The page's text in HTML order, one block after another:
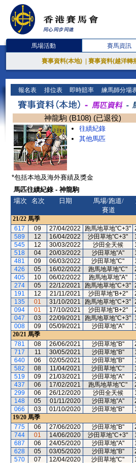
馬場活動 賽馬資訊
賽事資料(本地) 賽事資料(越洋轉
報名表 排位表 即時賠率 練馬師分場
神龍駒 (B108) (已退役)
往績紀錄
其他馬匹
*包括本地及海外賽績及獎金
馬匹往績紀錄 - 神龍駒
場次
名次 日期
馬場/跑道/
賽道
21/22 馬季
617
09 27/04/2022 跑馬地草地"C+3"
589
12 16/04/2022 沙田草地"C+3"
545
12 30/03/2022 沙田全天候
518
04 20/03/2022 沙田草地"A"
481
09 06/03/2022 沙田草地"C"
426
05 16/02/2022 跑馬地草地"C"
405
10 06/02/2022 跑馬地草地"A"
274
05 22/12/2021 跑馬地草地"C+3"
191
12 21/11/2021 沙田草地"B+2"
135
01 31/10/2021 跑馬地草地"C+3"
094
01 17/10/2021 沙田草地"B+2"
047
03 22/09/2021 跑馬地草地"C+3"
008
09 05/09/2021 沙田草地"A"
20/21 馬季
781
08 26/06/2021 沙田草地"B"
717
11 30/05/2021 沙田草地"B"
640
06 02/05/2021 沙田草地"B"
582
08 11/04/2021 沙田草地"C"
519
09 21/03/2021 沙田草地"A"
437
06 17/02/2021 跑馬地草地"C"
299
06 26/12/2020 沙田全天候
148
05 01/11/2020 沙田草地"A"
066
03 01/10/2020 沙田草地"B"
19/20 馬季
775
06 27/06/2020 沙田草地"B"
744
01 14/06/2020 沙田草地"C+3"
687
06 24/05/2020 沙田草地"A"
628
05 03/05/2020 沙田草地"B"
570
07 12/04/2020 沙田草地"C"